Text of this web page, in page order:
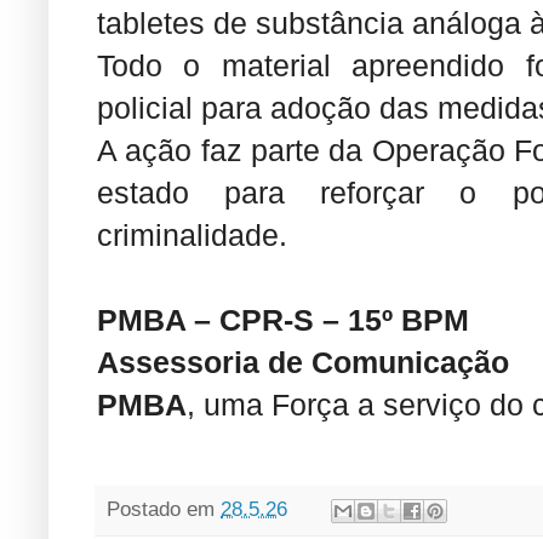
tabletes de substância análoga
Todo o material apreendido
policial para adoção das
A ação faz parte da Operação
estado para reforçar o
criminalidade.
PMBA – CPR-S – 15º BPM
Assessoria de Comunicação
PMBA, uma Força a serviço do
Postado em 28.5.26